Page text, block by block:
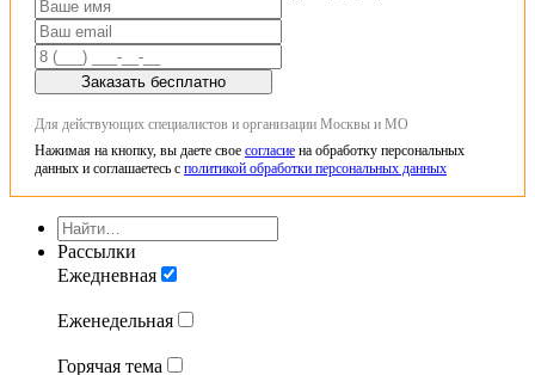
Заказать бесплатно
Для действующих специалистов и организации Москвы и МО
Нажимая на кнопку, вы даете свое согласие на обработку персональных
данных и соглашаетесь с политикой обработки персональных данных
Рассылки
Ежедневная
Еженедельная
Горячая тема